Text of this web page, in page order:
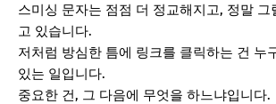
스미싱 문자는 점점 더 정교해지고, 정말 그
고 있습니다.
저처럼 방심한 틈에 링크를 클릭하는 건 누
있는 일입니다.
중요한 건, 그 다음에 무엇을 하느냐입니다.